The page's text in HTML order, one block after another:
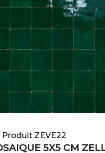
Produit ZEVE22
5X5 CM